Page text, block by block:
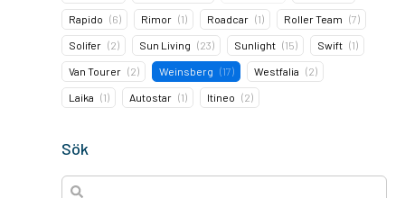
Rapido (6) Rimor (1) Roadcar (1) Roller Team (7)
Solifer (2) Sun Living (23) Sunlight (15) Swift (1)
Van Tourer (2) Weinsberg (17) Westfalia (2)
Laika (1) Autostar (1) Itineo (2)
Sök